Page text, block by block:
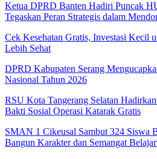
Ketua DPRD Banten Hadiri Puncak
Tegaskan Peran Strategis dalam
Cek Kesehatan Gratis, Investasi Kecil
Lebih Sehat
DPRD Kabupaten Serang
Nasional Tahun 2026
RSU Kota Tangerang Selatan
Bakti Sosial Operasi Katarak Gratis
SMAN 1 Cikeusal Sambut 324 Siswa
Bangun Karakter dan Semangat